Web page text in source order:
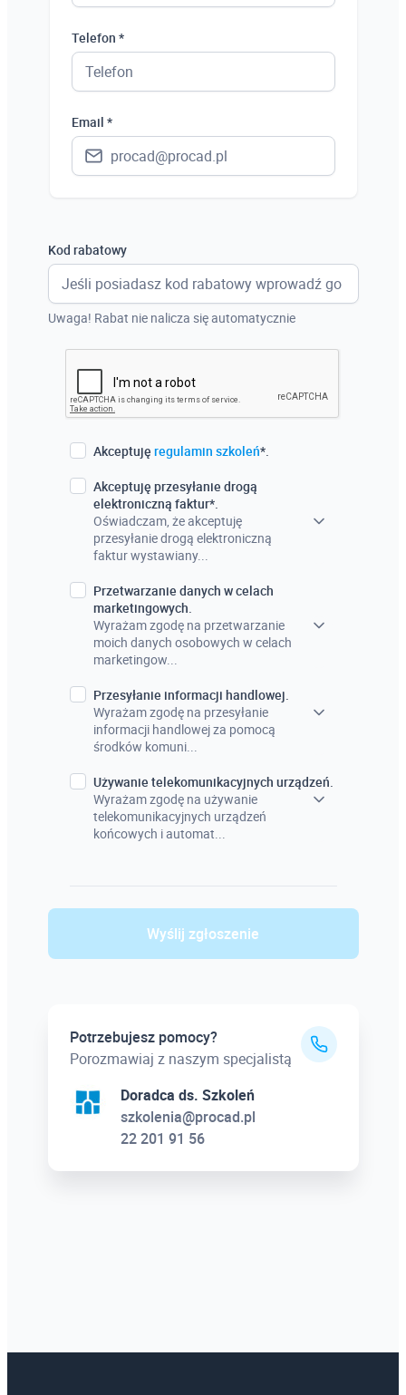
Telefon *
Email *
Kod rabatowy
Uwaga! Rabat nie nalicza się automatycznie
Akceptuję regulamin szkoleń*.
Akceptuję przesyłanie drogą
elektroniczną faktur*.
Oświadczam, że akceptuję
przesyłanie drogą elektroniczną
faktur wystawiany...
Przetwarzanie danych w celach
marketingowych.
Wyrażam zgodę na przetwarzanie
moich danych osobowych w celach
marketingow...
Przesyłanie informacji handlowej.
Wyrażam zgodę na przesyłanie
informacji handlowej za pomocą
środków komuni...
Używanie telekomunikacyjnych urządzeń.
Wyrażam zgodę na używanie
telekomunikacyjnych urządzeń
końcowych i automat...
Wyślij zgłoszenie
Potrzebujesz pomocy?
Porozmawiaj z naszym specjalistą
Doradca ds. Szkoleń
szkolenia@procad.pl
22 201 91 56
Polska
Ukraina
Niemcy
Wielka Brytania
Włochy
Francja
Szwecja
Holandia
Czechy